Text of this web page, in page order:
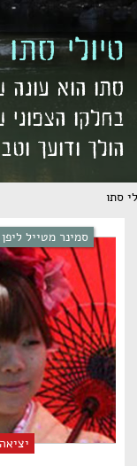
טיולי סתו
סתו הוא
בחלקו
הולך ודועך
סתו
סמינר מטייל